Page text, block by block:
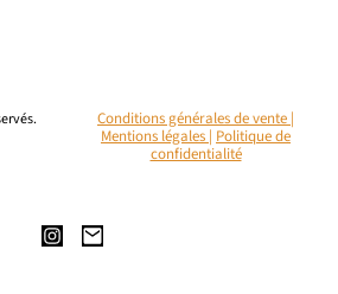
Conditions générales de vente |
Mentions légales | Politique de
confidentialité